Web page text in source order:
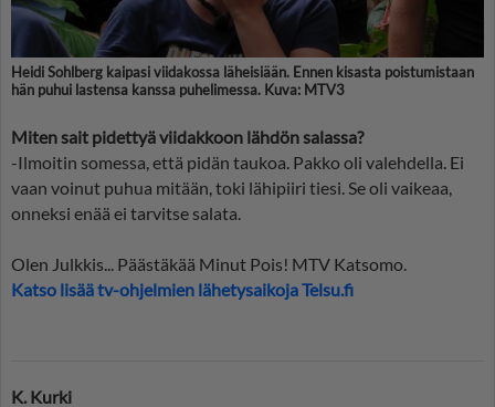
Heidi Sohlberg kaipasi viidakossa läheisiään. Ennen kisasta poistumistaan
hän puhui lastensa kanssa puhelimessa. Kuva: MTV3
Miten sait pidettyä viidakkoon lähdön salassa?
-Ilmoitin somessa, että pidän taukoa. Pakko oli valehdella. Ei
vaan voinut puhua mitään, toki lähipiiri tiesi. Se oli vaikeaa,
onneksi enää ei tarvitse salata.
Olen Julkkis... Päästäkää Minut Pois! MTV Katsomo.
Katso lisää tv-ohjelmien lähetysaikoja Telsu.fi
K. Kurki